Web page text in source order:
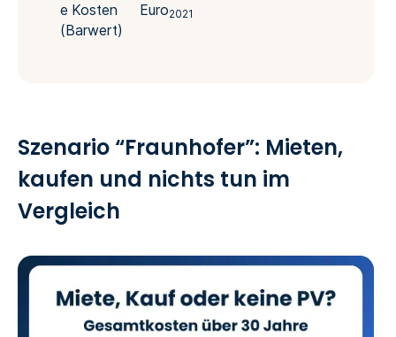
e Kosten
(Barwert)
Euro2021
Szenario “Fraunhofer”: Mieten,
kaufen und nichts tun im
Vergleich